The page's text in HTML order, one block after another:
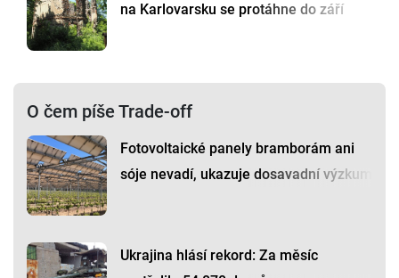
na Karlovarsku se protáhne do září
O čem píše Trade-off
Fotovoltaické panely bramborám ani
sóje nevadí, ukazuje dosavadní výzkum
Ukrajina hlásí rekord: Za měsíc